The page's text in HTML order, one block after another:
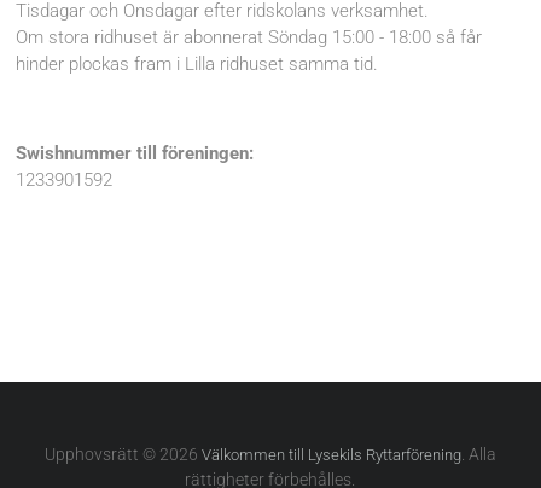
Tisdagar och Onsdagar efter ridskolans verksamhet.
Om stora ridhuset är abonnerat Söndag 15:00 - 18:00 så får
hinder plockas fram i Lilla ridhuset samma tid.
Swishnummer till föreningen:
1233901592
Upphovsrätt © 2026 Välkommen till Lysekils Ryttarförening. Alla
rättigheter förbehålles.